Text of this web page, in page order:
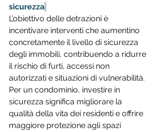
sicurezza
L’obiettivo delle detrazioni è
incentivare interventi che aumentino
concretamente il livello di sicurezza
degli immobili, contribuendo a ridurre
il rischio di furti, accessi non
autorizzati e situazioni di vulnerabilità.
Per un condominio, investire in
sicurezza significa migliorare la
qualità della vita dei residenti e offrire
maggiore protezione agli spazi